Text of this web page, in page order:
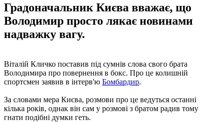
Градоначальник Києва вважає, що
Володимир просто лякає новинами
надважку вагу.
Віталій Кличко поставив під сумнів слова свого брата
Володимира про повернення в бокс. Про це колишній
спортсмен заявив в інтерв'ю Бомбардир.
За словами мера Києва, розмови про це ведуться останні
кілька років, однак він сам у розмові з братом радив тому
гнати подібні думки геть.